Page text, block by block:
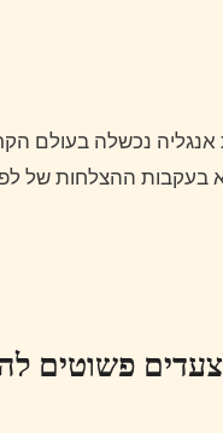
12 צעדים פשוטים